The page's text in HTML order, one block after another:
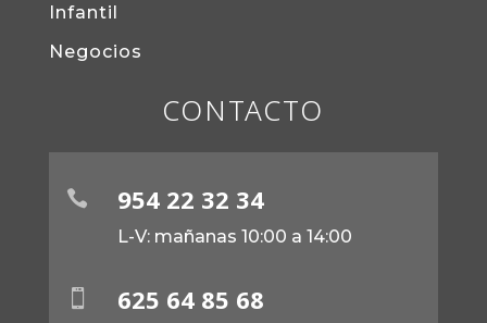
Infantil
Negocios
CONTACTO
 954 22 32 34
L-V: mañanas 10:00 a 14:00
 625 64 85 68